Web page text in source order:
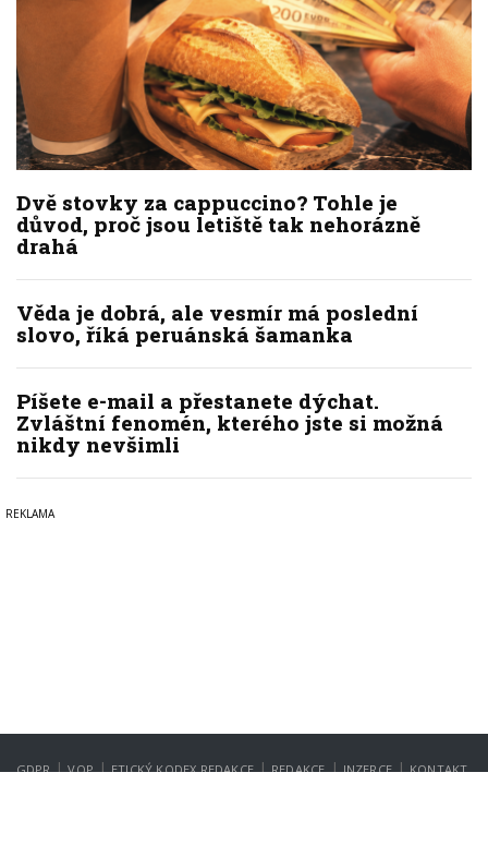
Dvě stovky za cappuccino? Tohle je
důvod, proč jsou letiště tak nehorázně
drahá
Věda je dobrá, ale vesmír má poslední
slovo, říká peruánská šamanka
Píšete e-mail a přestanete dýchat.
Zvláštní fenomén, kterého jste si možná
nikdy nevšimli
GDPR | VOP | ETICKÝ KODEX REDAKCE | REDAKCE | INZERCE | KONTAKT